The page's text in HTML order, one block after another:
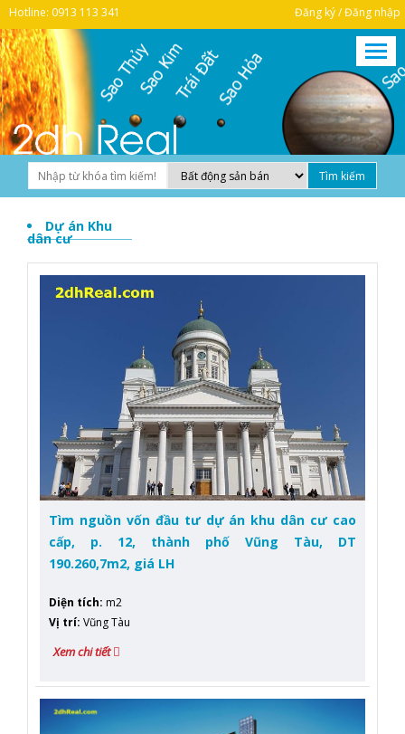
Hotline: 0913 113 341 Đăng ký / Đăng nhập
Dự án Khu
dân cư
Tìm nguồn vốn đầu tư dự án khu dân cư cao
cấp, p. 12, thành phố Vũng Tàu, DT
190.260,7m2, giá LH
Diện tích: m2
Vị trí: Vũng Tàu
Xem chi tiết